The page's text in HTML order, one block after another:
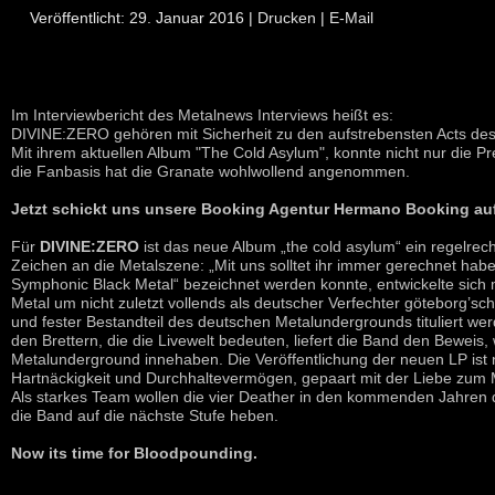
Veröffentlicht: 29. Januar 2016 | Drucken | E-Mail
Im Interviewbericht des Metalnews Interviews heißt es:
DIVINE:ZERO gehören mit Sicherheit zu den aufstrebensten Acts
Mit ihrem aktuellen Album "The Cold Asylum", konnte nicht nur die
die Fanbasis hat die Granate wohlwollend angenommen.
Jetzt schickt uns unsere Booking Agentur Hermano Booking
Für DIVINE:ZERO ist das neue Album „ the cold asylum“ ein
Zeichen an die Metalszene: „Mit uns solltet ihr immer gerechnet
Symphonic Black Metal“ bezeichnet werden konnte, entwickelte
Metal um nicht zuletzt vollends als deutscher Verfechter
und fester Bestandteil des deutschen Metalundergrounds tituliert
den Brettern, die die Livewelt bedeuten, liefert die Band den
Metalunderground innehaben. Die Veröffentlichung der neuen LP
Hartnäckigkeit und Durchhaltevermögen, gepaart mit der Liebe zum
Als starkes Team wollen die vier Deather in den kommenden
die Band auf die nächste Stufe heben.
Now its time for Bloodpounding.